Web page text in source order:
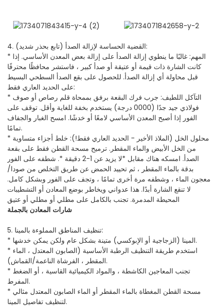
4. القضية الحساسة لإزالة الصدأ (تابع بحذر شديد):
* المهم: غالبًا ما ينطوي إزالة الصدأ على إزالة بعض المعدن الأساسي. إذا
كانت الشارة ذات قيمة أو عتيقة أو صدأ كبير ، فاستشر محافظًا محترفًا
قبل محاولة أي إزالة الصدأ. للحصول على بقع الصدأ السطحي البسيط
على الحديد العاري فقط:
* التآكل اللطيف: جرب فرك البقعة برفق بممحاة قلم رصاص أو صوف
فولاذي جيد جدًا (0000 درجة) يستخدم بخفة للغاية وأقل. توقف على
الفور إذا أصبح المعدن الأساسي لامعًا أو خدشًا. امسح الغبار والجفاف
تمامًا.
* محلول الخل (الملاذ الأخير - الحديد العاري فقط!): خلط أجزاء متساوية
من الخل الأبيض والماء المقطر. ترميح مسحة القطن فقط على بقعة
الصدأ. امسكه هناك مقابل *لا يزيد عن 1-2 دقيقة *. شطفه على الفور
بدقة بالماء المقطر ، ثم تحييد الحمض عن طريق التخلص من صودا/
معجون الماء ، وشطفه مرة أخرى تمامًا ، وتجف على الفور وبشكل كامل.
لا تنقع الشارة أبدًا. هذا عدواني ويخاطر بوضع المعادن أو التشطيبات
المحيطة المدمرة. تجنب بالكامل على مطلي أو مطلي أو عتيق
شارات المعادن بالجملة
5. تنظيف المناطق المملوءة بالمينا:
* المينا (الزجاجية أو الإبوكسي) متينة بشكل عام ولكن يمكن خدشها.
* استخدم طريقة التنظيف الرطبة الأساسية (الصابون المعتدل ، الماء
المقطر ، الفرشاة الناعمة/القماش).
* تجنب المعاجين الكاشطة ، والمواد الكيميائية القاسية ، أو الضغط
المفرط.
* مسحة القطن المغطاة بالماء المقطر أو الماء الصابون المعتدل مثالي
لتنظيف تفاصيل المينا.